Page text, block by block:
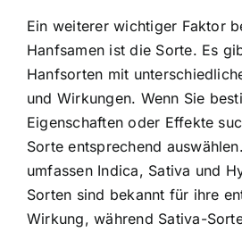
Ein weiterer wichtiger Faktor
Hanfsamen ist die Sorte. Es
Hanfsorten mit
und Wirkungen. Wenn Sie
Eigenschaften oder Effekte
Sorte entsprechend
umfassen Indica, Sativa und
Sorten sind bekannt für ihre
Wirkung, während Sativa-